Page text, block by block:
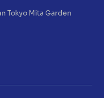
Tokyo Mita Garden